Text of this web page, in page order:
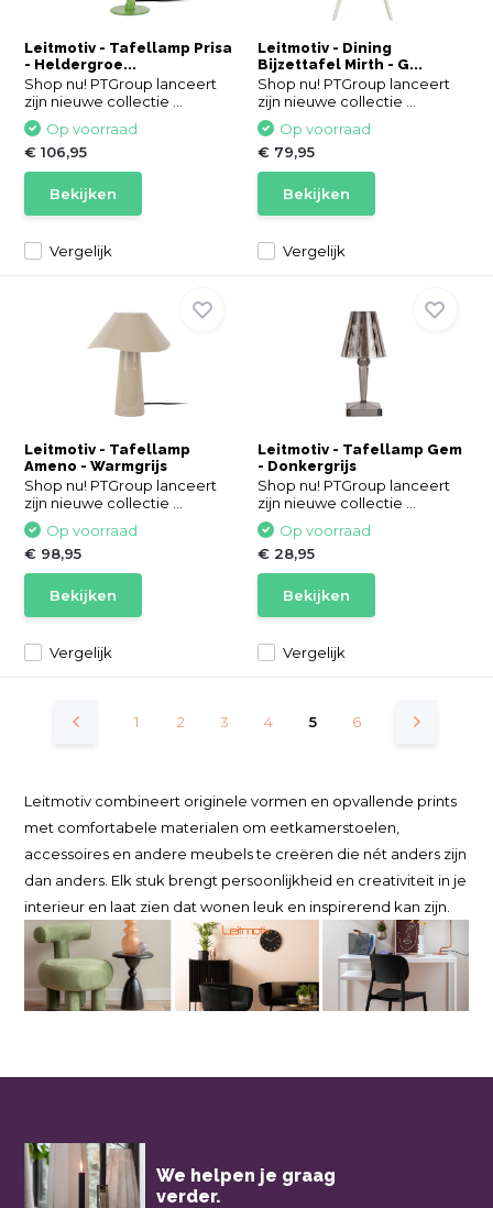
Leitmotiv - Tafellamp Prisa
- Heldergroe...
Shop nu! PTGroup lanceert
zijn nieuwe collectie ...
Vergelijk
Op voorraad
€ 106,95
Bekijken
Leitmotiv - Dining
Bijzettafel Mirth - G...
Shop nu! PTGroup lanceert
zijn nieuwe collectie ...
Vergelijk
Op voorraad
€ 79,95
Bekijken
Leitmotiv - Tafellamp
Ameno - Warmgrijs
Shop nu! PTGroup lanceert
zijn nieuwe collectie ...
Vergelijk
Op voorraad
€ 98,95
Bekijken
Leitmotiv - Tafellamp Gem
- Donkergrijs
Shop nu! PTGroup lanceert
zijn nieuwe collectie ...
Vergelijk
Op voorraad
€ 28,95
Bekijken
1 2 3 4 5 6
Leitmotiv combineert originele vormen en opvallende prints
met comfortabele materialen om eetkamerstoelen,
accessoires en andere meubels te creëren die nét anders zijn
dan anders. Elk stuk brengt persoonlijkheid en creativiteit in je
interieur en laat zien dat wonen leuk en inspirerend kan zijn.
We helpen je graag
verder.